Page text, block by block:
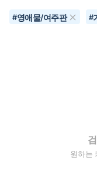
#영애물/여주판 #
원하는